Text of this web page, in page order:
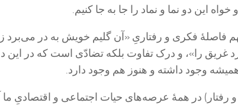
خواه این دو نما و نماد را جا به جا کنیم.
فاصلۀ فکری و رفتاریِ «آن گلیم خویش به در می‌برد ز
غریق را»، و درک تفاوت بلکه تضادّی است که در این دو
همیشه وجود داشته و هنوز هم وجود دارد.
و رفتار) در همۀ عرصه‌های حیات اجتماعی و اقتصادیِ ما